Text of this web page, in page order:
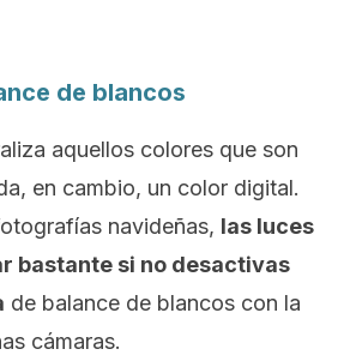
de blancos
aquellos colores que son
en cambio, un color digital.
navideñas, las luces
bastante si no desactivas
de balance de blancos con la
cámaras.